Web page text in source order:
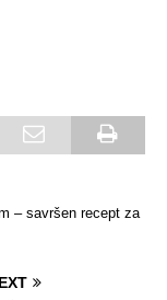
– savršen recept za